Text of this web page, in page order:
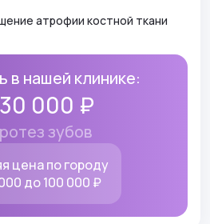
атрофии костной ткани
в нашей клинике:
000 ₽
зубов
цена по городу
до 100 000 ₽